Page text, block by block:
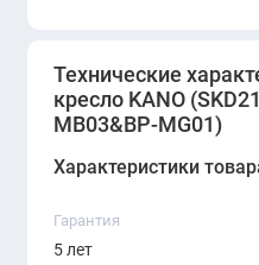
Подходит для
отдыха
Легко сочетается
мебели из
Если вы хотите добавить
оригинальности, арт-
Технические
кресло KANO
MB03&BP-MG01)
Характеристики
Гарантия
5 лет